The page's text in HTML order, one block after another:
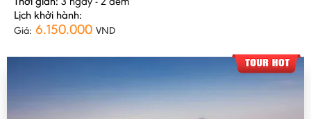
Lịch khởi hành:
Giá: 6.150.000 VND